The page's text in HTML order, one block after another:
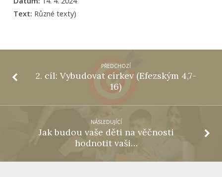
Text: Různé texty)
PŘEDCHOZÍ
2. cíl: Vybudovat církev (Efezským 4,7-
16)
NÁSLEDUJÍCÍ
Jak budou vaše děti na věčnosti
hodnotit vaši…